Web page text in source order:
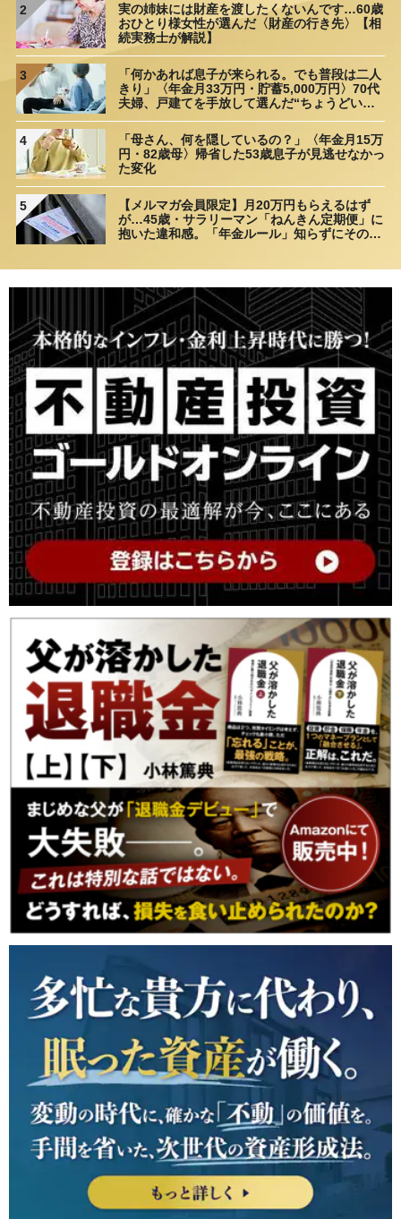
2
実の姉妹には財産を渡したくないんです…60歳
おひとり様女性が選んだ〈財産の行き先〉【相
続実務士が解説】
3
「何かあれば息子が来られる。でも普段は二人
きり」〈年金月33万円・貯蓄5,000万円〉70代
夫婦、戸建てを手放して選んだ“ちょうどいい
4
「母さん、何を隠しているの？」〈年金月15万
円・82歳母〉帰省した53歳息子が見逃せなかっ
た変化
5
【メルマガ会員限定】月20万円もらえるはず
が…45歳・サラリーマン「ねんきん定期便」に
抱いた違和感。「年金ルール」知らずにそのま